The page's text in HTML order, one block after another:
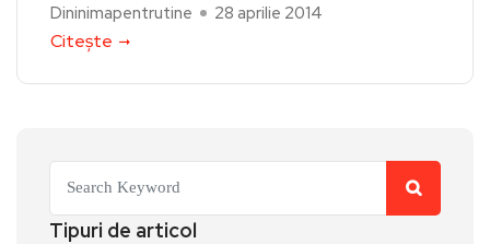
Dininimapentrutine 28 aprilie 2014
Citește
Tipuri de articol